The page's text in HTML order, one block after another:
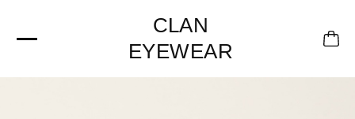
CLAN
EYEWEAR